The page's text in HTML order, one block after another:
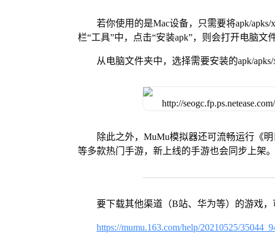
若你使用的是Mac设备，只需要将apk/
栏“工具”中，点击“安装apk”，则会打开电脑文
从电脑文件夹中，选择需要安装的apk/
除此之外，MuMu模拟器还可流畅运行《
等多款热门手游，新上线的手游也会同步上架。
要下载其他渠道（B站、华为等）的游戏，
https://mumu.163.com/help/20210525/